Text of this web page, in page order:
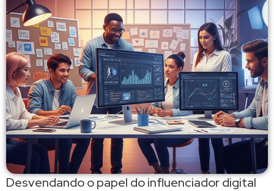
Desvendando o papel do influenciador digital